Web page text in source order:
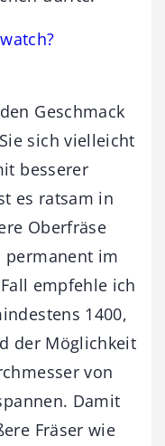
Geschmack
sich vielleicht
besserer
es ratsam in
Oberfräse
permanent im
empfehle ich
1400,
der Möglichkeit
von
Damit
Fräser wie